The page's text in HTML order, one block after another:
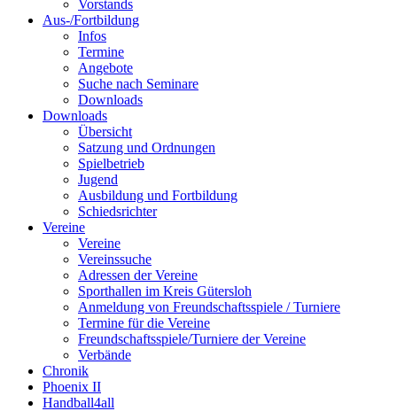
Vorstands
Aus-/Fortbildung
Infos
Termine
Angebote
Suche nach Seminare
Downloads
Downloads
Übersicht
Satzung und Ordnungen
Spielbetrieb
Jugend
Ausbildung und Fortbildung
Schiedsrichter
Vereine
Vereine
Vereinssuche
Adressen der Vereine
Sporthallen im Kreis Gütersloh
Anmeldung von Freundschaftsspiele / Turniere
Termine für die Vereine
Freundschaftsspiele/Turniere der Vereine
Verbände
Chronik
Phoenix II
Handball4all